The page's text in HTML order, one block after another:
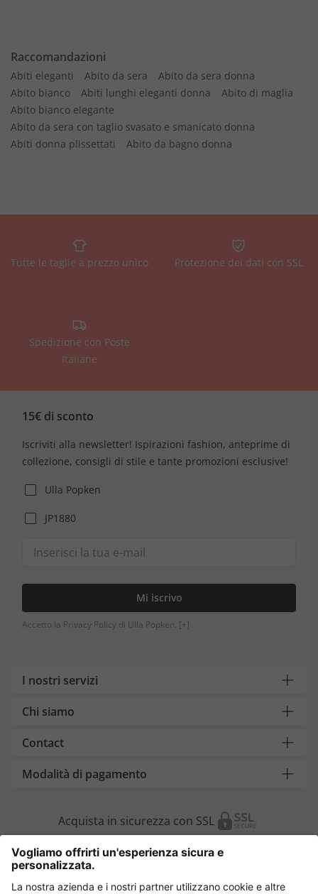
Raccomandazioni
Abiti eleganti Abito da sera
Abito da sera donna
Abito bianco
Abiti lunghi eleganti donna
Abito di maglia
Abito bianco elegante
Abito da sera con taglio svasato e smanicato donna
Abiti donna plissettati
Abito da bagno donna
Tutte le taglie a prezzo unico Protezione dei dati con SSL
Spedizione con Poste
Italiane
15€ di sconto
Iscriviti alla newsletter! Ispirazioni fashion, anteprime di
collezione, consigli di stile e tante promozioni esclusive!
Ulla Popken
JP1880
Mi iscrivo
Accetto la Privacy Policy di Ulla Popken. [+]
I nostri servizi
Chi siamo
Contact
Modalità di pagamento
Acquista in sicurezza con SSL
Cambia Paese